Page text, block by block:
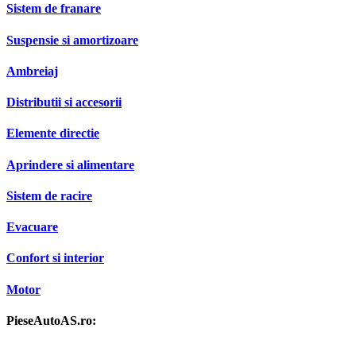
Sistem de franare
Suspensie si amortizoare
Ambreiaj
Distributii si accesorii
Elemente directie
Aprindere si alimentare
Sistem de racire
Evacuare
Confort si interior
Motor
PieseAutoAS.ro: